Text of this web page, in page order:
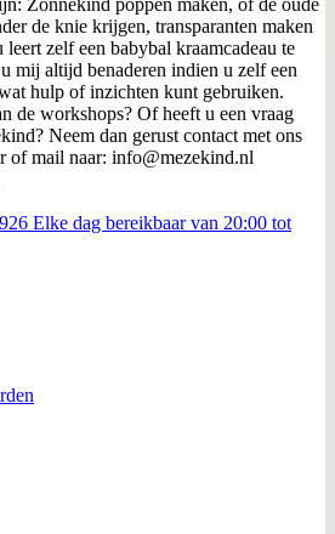
Zonnekind poppen maken, of de oude
de knie krijgen, transparanten maken
zelf een babybal kraamcadeau te
mij altijd benaderen indien u zelf een
hulp of inzichten kunt gebruiken.
de workshops? Of heeft u een vraag
Neem dan gerust contact met ons
of mail naar: info@mezekind.nl
Elke dag bereikbaar van 20:00 tot